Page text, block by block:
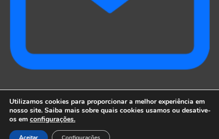
leandrocamillo@gmail.com
Utilizamos cookies para proporcionar a melhor experiência em
nosso site. Saiba mais sobre quais cookies usamos ou desative-
os em configurações.